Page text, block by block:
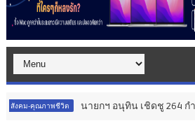
กฯ อนุทิน เชิดชู 264 กำนัน ผู้ใหญ่บ้านยอดเยี่